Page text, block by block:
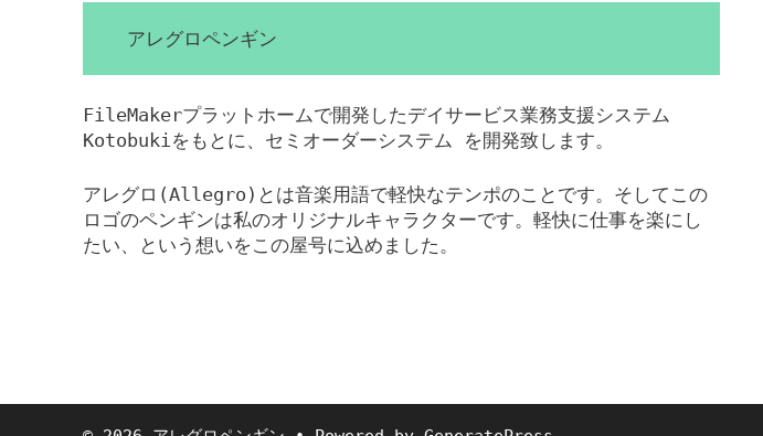
ン
アレグロペンギン
FileMakerプラットホームで開発したデイサービス業務支援システム
Kotobukiをもとに、セミオーダーシステム を開発致します。
アレグロ(Allegro)とは音楽用語で軽快なテンポのことです。そしてこの
ロゴのペンギンは私のオリジナルキャラクターです。軽快に仕事を楽にし
たい、という想いをこの屋号に込めました。